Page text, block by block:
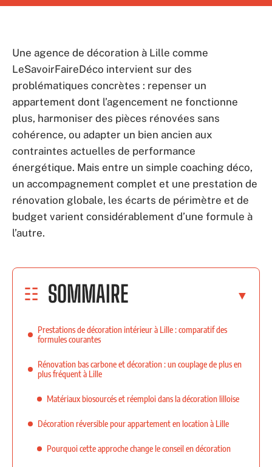
Une agence de décoration à Lille comme
LeSavoirFaireDéco intervient sur des
problématiques concrètes : repenser un
appartement dont l’agencement ne fonctionne
plus, harmoniser des pièces rénovées sans
cohérence, ou adapter un bien ancien aux
contraintes actuelles de performance
énergétique. Mais entre un simple coaching déco,
un accompagnement complet et une prestation de
rénovation globale, les écarts de périmètre et de
budget varient considérablement d’une formule à
l’autre.
SOMMAIRE
Prestations de décoration intérieur à Lille : comparatif des
formules courantes
Rénovation bas carbone et décoration : un couplage de plus en
plus fréquent à Lille
Matériaux biosourcés et réemploi dans la décoration lilloise
Décoration réversible pour appartement en location à Lille
Pourquoi cette approche change le conseil en décoration